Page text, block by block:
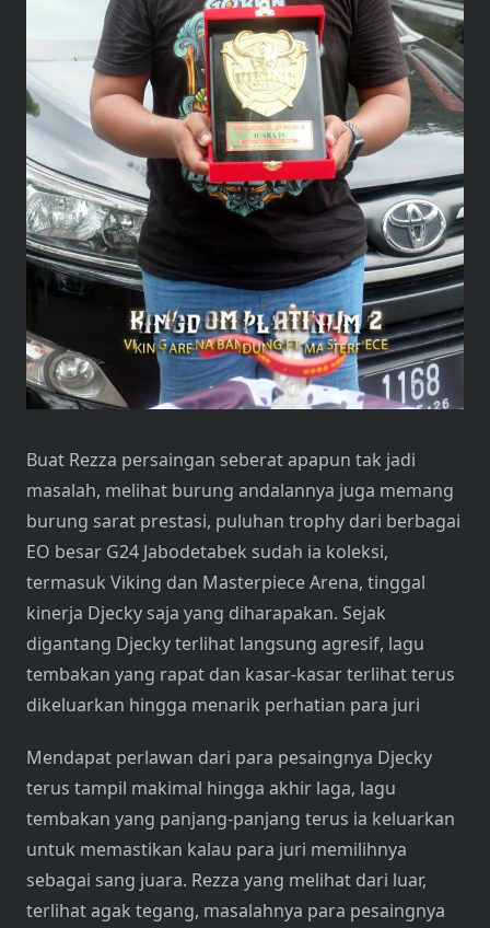
Buat Rezza persaingan seberat apapun tak jadi
masalah, melihat burung andalannya juga memang
burung sarat prestasi, puluhan trophy dari berbagai
EO besar G24 Jabodetabek sudah ia koleksi,
termasuk Viking dan Masterpiece Arena, tinggal
kinerja Djecky saja yang diharapakan. Sejak
digantang Djecky terlihat langsung agresif, lagu
tembakan yang rapat dan kasar-kasar terlihat terus
dikeluarkan hingga menarik perhatian para juri
Mendapat perlawan dari para pesaingnya Djecky
terus tampil makimal hingga akhir laga, lagu
tembakan yang panjang-panjang terus ia keluarkan
untuk memastikan kalau para juri memilihnya
sebagai sang juara. Rezza yang melihat dari luar,
terlihat agak tegang, masalahnya para pesaingnya